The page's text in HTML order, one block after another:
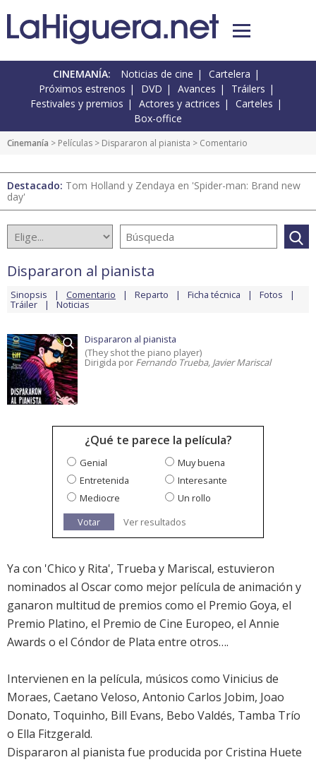
CINEMANÍA: Noticias de cine
Cartelera
Próximos estrenos
DVD Avances
Tráilers
Festivales y premios
Actores y actrices
Carteles
Box-office
Cinemanía > Películas > Dispararon al pianista > Comentario
Destacado: Tom Holland y Zendaya en 'Spider-man: Brand new
day'
Dispararon al pianista
Sinopsis Comentario Reparto Ficha técnica Fotos
Tráiler Noticias
Dispararon al pianista
(They shot the piano player)
Dirigida por Fernando Trueba, Javier Mariscal
¿Qué te parece la película?
Genial
Muy buena
Entretenida
Interesante
Mediocre
Un rollo
Votar
Ver resultados
Ya con 'Chico y Rita', Trueba y Mariscal, estuvieron
nominados al Oscar como mejor película de animación y
ganaron multitud de premios como el Premio Goya, el
Premio Platino, el Premio de Cine Europeo, el Annie
Awards o el Cóndor de Plata entre otros….
Intervienen en la película, músicos como Vinicius de
Moraes, Caetano Veloso, Antonio Carlos Jobim, Joao
Donato, Toquinho, Bill Evans, Bebo Valdés, Tamba Trío
o Ella Fitzgerald.
Dispararon al pianista fue producida por Cristina Huete